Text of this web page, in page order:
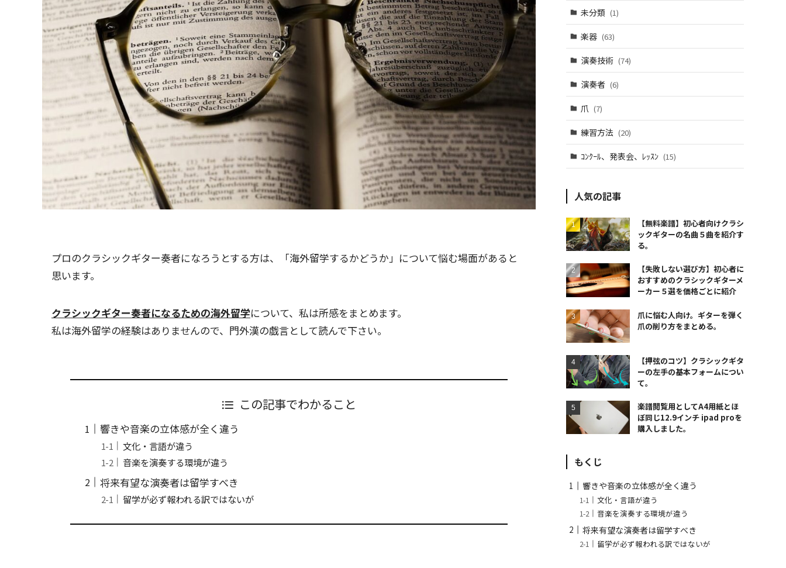
プロのクラシックギター奏者になろうとする方は、「海外留学するかどうか」について悩む場面があると
思います。
クラシックギター奏者になるための海外留学について、私は所感をまとめます。
私は海外留学の経験はありませんので、門外漢の戯言として読んで下さい。
この記事でわかること
響きや音楽の立体感が全く違う
文化・言語が違う
音楽を演奏する環境が違う
将来有望な演奏者は留学すべき
留学が必ず報われる訳ではないが
未分類 (1)
楽器 (63)
演奏技術 (74)
演奏者 (6)
爪 (7)
練習方法 (20)
ｺﾝｸｰﾙ、発表会、ﾚｯｽﾝ (15)
人気の記事
【無料楽譜】初心者向けクラシ
ックギターの名曲５曲を紹介す
る。
【失敗しない選び方】初心者に
おすすめのクラシックギターメ
ーカー５選を価格ごとに紹介
爪に悩む人向け。ギターを弾く
爪の削り方をまとめる。
【押弦のコツ】クラシックギタ
ーの左手の基本フォームについ
て。
楽譜閲覧用としてA4用紙とほ
ぼ同じ12.9インチ ipad proを
購入しました。
もくじ
響きや音楽の立体感が全く違う
文化・言語が違う
音楽を演奏する環境が違う
将来有望な演奏者は留学すべき
留学が必ず報われる訳ではないが